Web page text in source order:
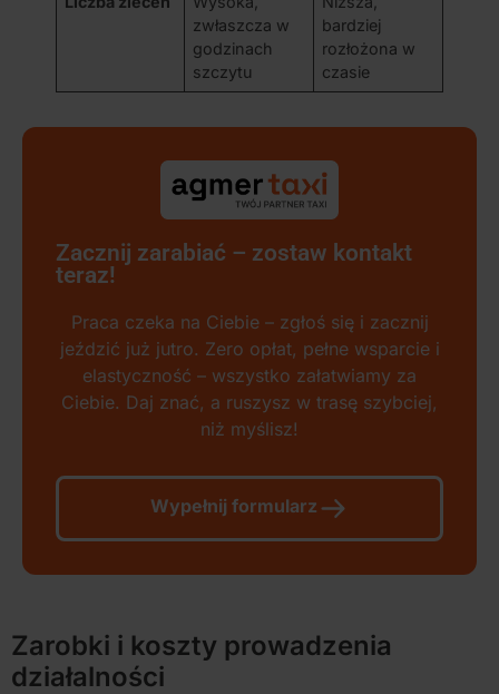
zwłaszcza w
godzinach
szczytu
bardziej
rozłożona w
czasie
Zacznij zarabiać – zostaw kontakt
teraz!
Praca czeka na Ciebie – zgłoś się i zacznij
jeździć już jutro. Zero opłat, pełne wsparcie i
elastyczność – wszystko załatwiamy za
Ciebie. Daj znać, a ruszysz w trasę szybciej,
niż myślisz!
Wypełnij formularz
Zarobki i koszty prowadzenia
działalności